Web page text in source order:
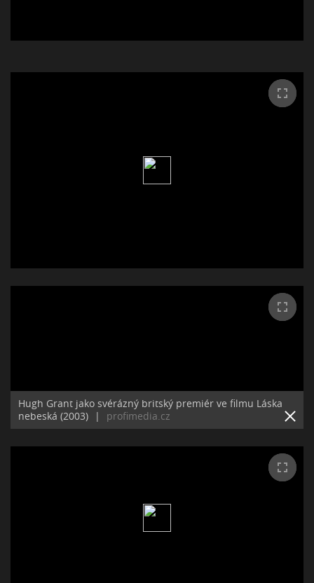
Hugh Grant jako svérázný britský premiér ve filmu Láska
nebeská (2003)
| profimedia.cz